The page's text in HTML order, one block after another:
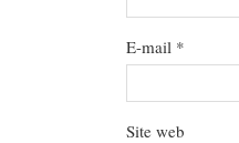
E-mail *
Site web